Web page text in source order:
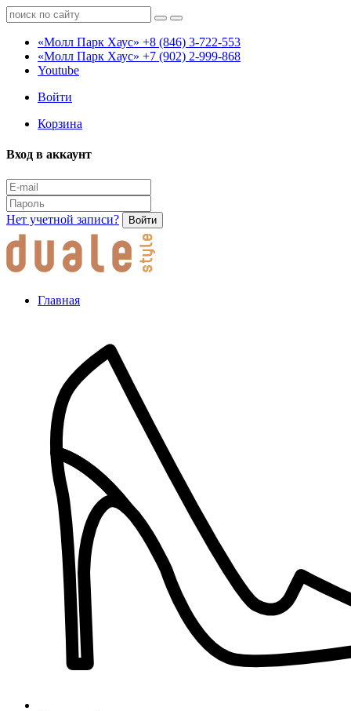
«Молл Парк Хаус» +8 (846) 3-722-553
«Молл Парк Хаус» +7 (902) 2-999-868
Youtube
Войти
Корзина
Вход в аккаунт
Нет учетной записи? Войти
Главная